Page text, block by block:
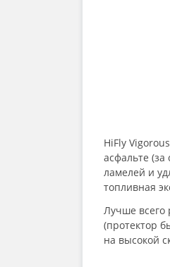
HiFly
асфальте
ламелей и
топливная
Лучше всего
(протектор
на высокой